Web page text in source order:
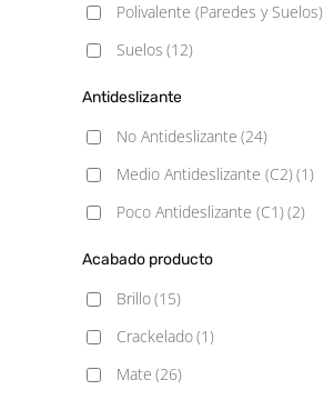
Polivalente (Paredes y Suelos)
Suelos (12)
Antideslizante
No Antideslizante (24)
Medio Antideslizante (C2)(1)
Poco Antideslizante (C1)(2)
Acabado producto
Brillo(15)
Crackelado(1)
Mate (26)